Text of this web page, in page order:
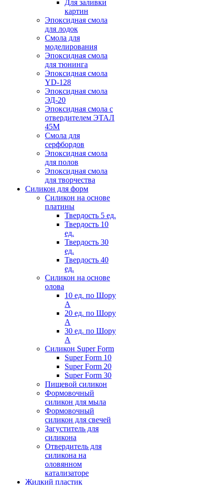
Для заливки
картин
Эпоксидная смола
для лодок
Смола для
моделирования
Эпоксидная смола
для тюнинга
Эпоксидная смола
YD-128
Эпоксидная смола
ЭД-20
Эпоксидная смола с
отвердителем ЭТАЛ
45М
Смола для
серфбордов
Эпоксидная смола
для полов
Эпоксидная смола
для творчества
Силикон для форм
Силикон на основе
платины
Твердость 5 ед.
Твердость 10
ед.
Твердость 30
ед.
Твердость 40
ед.
Силикон на основе
олова
10 ед. по Шору
А
20 ед. по Шору
А
30 ед. по Шору
А
Силикон Super Form
Super Form 10
Super Form 20
Super Form 30
Пищевой силикон
Формовочный
силикон для мыла
Формовочный
силикон для свечей
Загуститель для
силикона
Отвердитель для
силикона на
оловянном
катализаторе
Жидкий пластик